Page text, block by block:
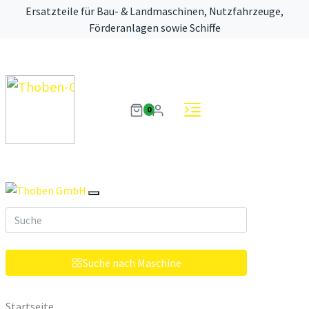
Ersatzteile für Bau- & Landmaschinen, Nutzfahrzeuge,
Förderanlagen sowie Schiffe
0
Suche nach Maschine